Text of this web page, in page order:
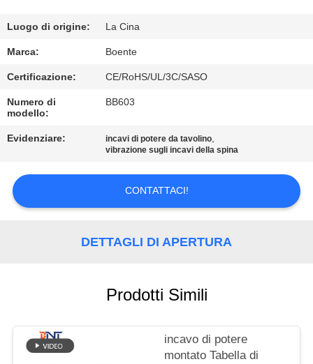
QUALITÀ
CONTATTICI
NOTIZIE
CONFERENCE
DEL
SITO
Luogo di origine: La Cina
Marca: Boente
Certificazione: CE/RoHS/UL/3C/SASO
Numero di
modello:
BB603
Evidenziare: incavi di potere da tavolino,
vibrazione sugli incavi della spina
CONTATTACI!
DETTAGLI DI APERTURA
Prodotti Simili
incavo di potere
montato Tabella di